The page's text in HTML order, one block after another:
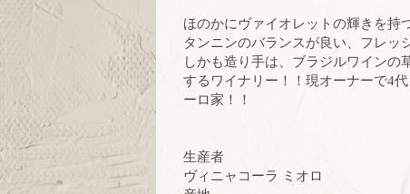
ほのかにヴァイオレットの輝きを持
タンニンのバランスが良い、フレッ
しかも造り手は、ブラジルワインの
するワイナリー！！現オーナーで4
ーロ家！！
生産者
ヴィニャコーラ ミオロ